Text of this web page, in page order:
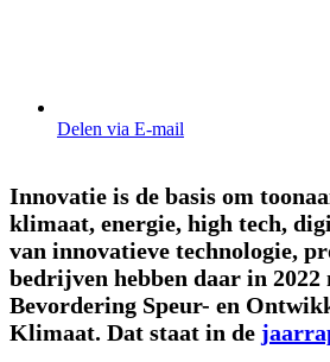
Delen via E-mail
Innovatie is de basis om
klimaat, energie, high tech,
van innovatieve technologie,
bedrijven hebben daar in
Bevordering Speur- en
Klimaat. Dat staat in de